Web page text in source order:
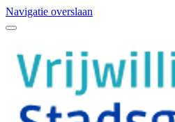
Navigatie overslaan